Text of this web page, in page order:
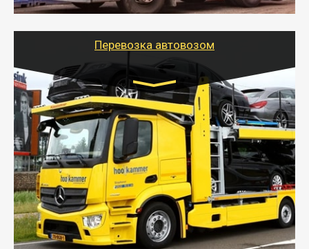
используя надежные крепления.
Перевозка автовозом
Цена за км. Рассчитывается
индивидуально
- Перевозка автовозом от Тайгер Логистик – это
быстрый и безопасный способ доставить несколько
легковых автомобилей за одну поездку в другой
город.
- Наша транспортная компания организует доставку
машин автовозом, подобрав оптимальный маршрут с
учетом всех особенности по пути следования.